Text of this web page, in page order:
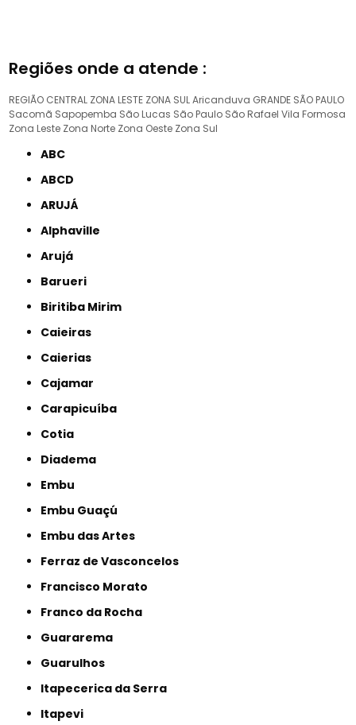
Regiões onde a atende :
REGIÃO CENTRAL ZONA LESTE ZONA SULAricanduva GRANDE SÃO PAULO
Sacomã Sapopemba São Lucas São Paulo São Rafael Vila Formosa
Zona Leste Zona Norte Zona Oeste Zona Sul
ABC
ABCD
ARUJÁ
Alphaville
Arujá
Barueri
Biritiba Mirim
Caieiras
Caierias
Cajamar
Carapicuíba
Cotia
Diadema
Embu
Embu Guaçú
Embu das Artes
Ferraz de Vasconcelos
Francisco Morato
Franco da Rocha
Guararema
Guarulhos
Itapecerica da Serra
Itapevi